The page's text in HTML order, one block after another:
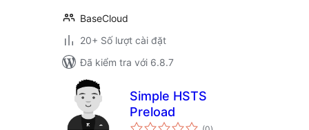
BaseCloud
20+ Số lượt cài đặt
Đã kiểm tra với 6.8.7
Simple HSTS
Preload
tổng